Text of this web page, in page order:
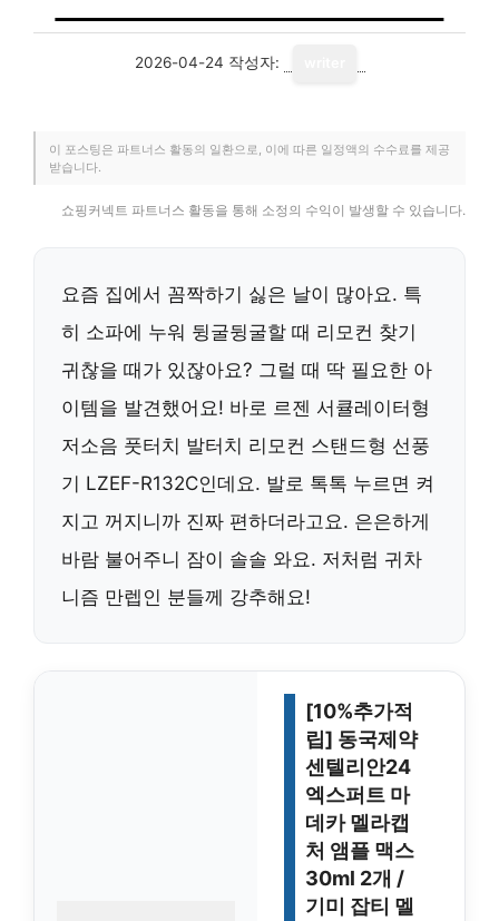
2026-04-24 작성자:
이 포스팅은 파트너스 활동의 일환으로, 이에 따른 일정액의 수수료를 제공
받습니다.
쇼핑커넥트 파트너스 활동을 통해 소정의 수익이 발생할 수 있습니다.
요즘 집에서 꼼짝하기 싫은 날이 많아요. 특
히 소파에 누워 뒹굴뒹굴할 때 리모컨 찾기
귀찮을 때가 있잖아요? 그럴 때 딱 필요한 아
이템을 발견했어요! 바로 르젠 서큘레이터형
저소음 풋터치 발터치 리모컨 스탠드형 선풍
기 LZEF-R132C인데요. 발로 톡톡 누르면 켜
지고 꺼지니까 진짜 편하더라고요. 은은하게
바람 불어주니 잠이 솔솔 와요. 저처럼 귀차
니즘 만렙인 분들께 강추해요!
[10%추가적
립] 동국제약
센텔리안24
엑스퍼트 마
데카 멜라캡
처 앰플 맥스
30ml 2개 /
기미 잡티 멜